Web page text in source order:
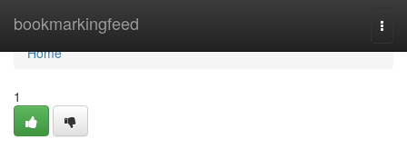
bookmarkingfeed
Home
Home
1